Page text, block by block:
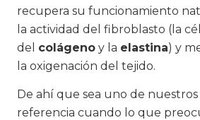
recupera su funcionamiento
la actividad del fibroblasto (la
del colágeno y la elastina) y
la oxigenación del tejido.
De ahí que sea uno de
referencia cuando lo que